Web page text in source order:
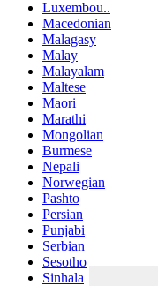
Luxembou..
Macedonian
Malagasy
Malay
Malayalam
Maltese
Maori
Marathi
Mongolian
Burmese
Nepali
Norwegian
Pashto
Persian
Punjabi
Serbian
Sesotho
Sinhala